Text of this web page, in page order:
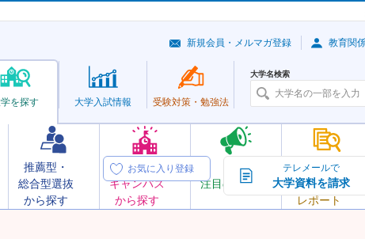
を探す
推薦型・
総合型選抜
から探す
オープン
キャンパス
から探す
注目の大学
大学の今
トピック＆
レポート
大学入試情報 受験対策・ 勉強法
大学名検索
新規会員・メルマガ登録 教育関
お気に入り登録 テレメールで
大学資料を請求